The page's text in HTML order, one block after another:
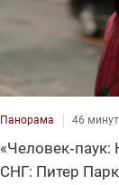
Панорама 46
СНГ: Питер